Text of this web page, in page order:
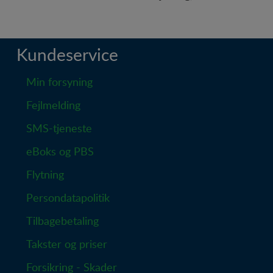
Kundeservice
Min forsyning
Fejlmelding
SMS-tjeneste
eBoks og PBS
Flytning
Persondatapolitik
Tilbagebetaling
Takster og priser
Forsikring - Skader